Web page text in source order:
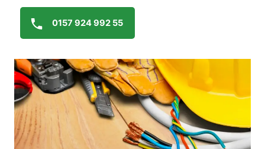
0157 924 992 55